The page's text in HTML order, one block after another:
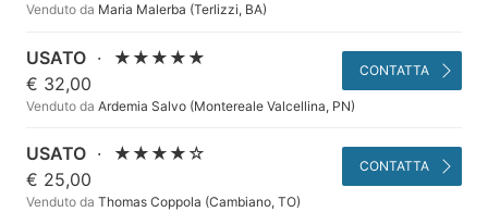
Venduto da Maria Malerba (Terlizzi, BA)
USATO ·
★★★★★
€ 32,00
Venduto da Ardemia Salvo (Montereale Valcellina, PN)
CONTATTA
USATO ·
★★★★☆
€ 25,00
Venduto da Thomas Coppola (Cambiano, TO)
CONTATTA